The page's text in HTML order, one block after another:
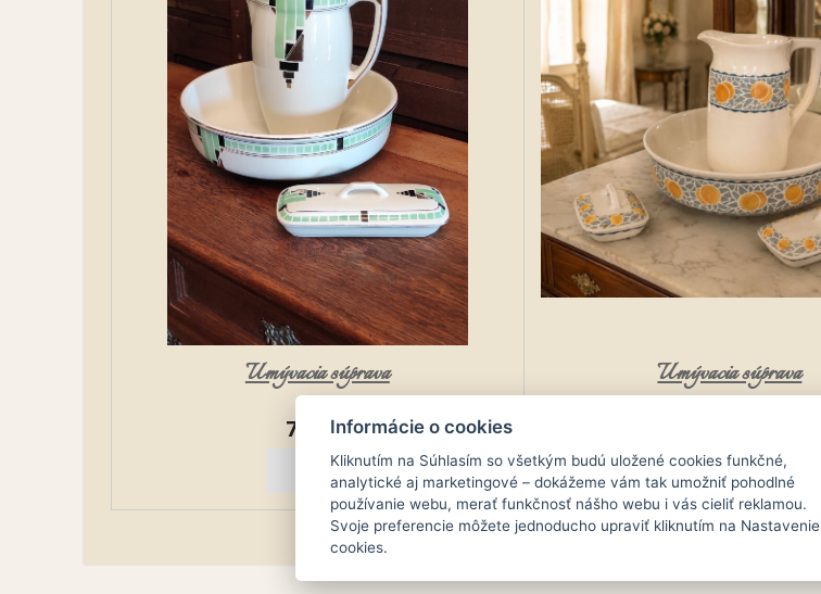
Umývacia súprava
70. 00€
Umývacia súprava
Informácie o cookies
Kliknutím na Súhlasím so všetkým budú uložené cookies funkčné,
analytické aj marketingové – dokážeme vám tak umožniť pohodlné
používanie webu, merať funkčnosť nášho webu i vás cieliť reklamou.
Svoje preferencie môžete jednoducho upraviť kliknutím na Nastavenie
cookies.